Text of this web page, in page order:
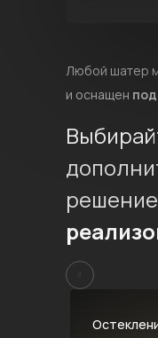
Любой шатер
и оснащен